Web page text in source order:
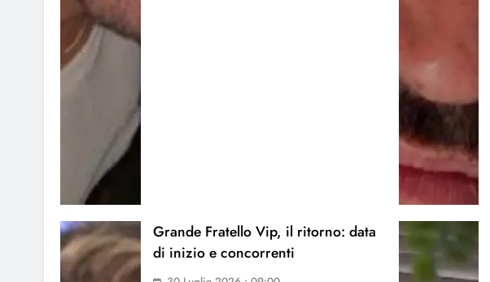
Grande Fratello Vip, il ritorno: data
di inizio e concorrenti